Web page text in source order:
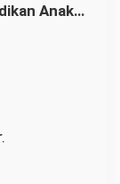
Anak